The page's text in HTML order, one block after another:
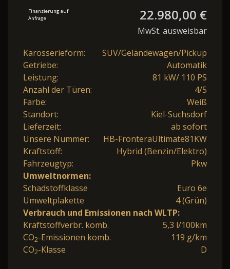
Finanzierung auf
Anfrage
22.980,00 €
MwSt. ausweisbar
Karosserieform:
SUV/Geländewagen/Pickup
Getriebe:
Automatik
Leistung:
81 kW/ 110 PS
Anzahl der Türen:
4/5
Farbe:
Weiß
Standort:
Kiel-Suchsdorf
Lieferzeit:
ab sofort
Unsere Nummer:
HB-FronteraUltimate81KW
Kraftstoff:
Hybrid (Benzin/Elektro)
Fahrzeugtyp:
Pkw
Umweltnormen:
Schadstoffklasse
Euro 6e
Umweltplakette
4 (Grün)
Verbrauch und Emissionen nach WLTP:
Kraftstoffverbr. komb.
5,3 l/100km
CO2-Emissionen komb.
119 g/km
CO2-Klasse D